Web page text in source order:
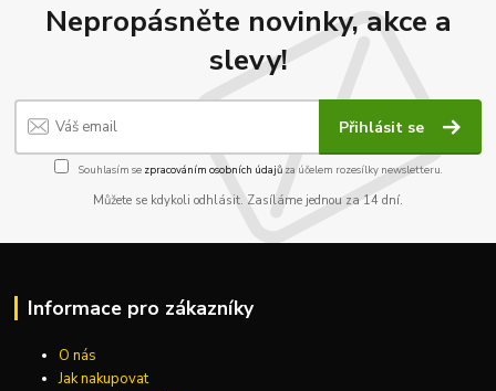
Nepropásněte novinky, akce a
slevy!
Přihlásit se
Souhlasím se zpracováním osobních údajůza účelem rozesílky newsletteru.
Můžete se kdykoli odhlásit. Zasíláme jednou za 14 dní.
Informace pro zákazníky
O nás
Jak nakupovat